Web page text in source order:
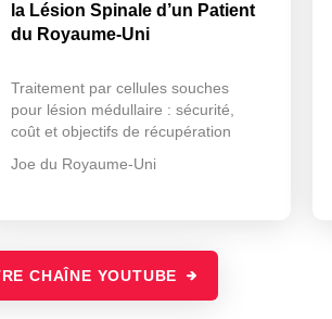
la Lésion Spinale d’un Patient
du Royaume-Uni
Traitement par cellules souches
pour lésion médullaire : sécurité,
coût et objectifs de récupération
Joe du Royaume-Uni
CHAÎNE YOUTUBE